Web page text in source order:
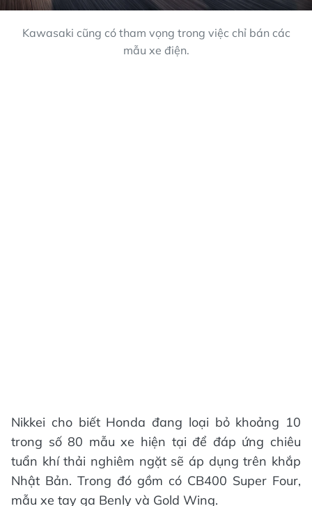
Kawasaki cũng có tham vọng trong việc chỉ bán các
mẫu xe điện.
Nikkei cho biết Honda đang loại bỏ khoảng 10
trong số 80 mẫu xe hiện tại để đáp ứng chiêu
tuẩn khí thải nghiêm ngặt sẽ áp dụng trên khắp
Nhật Bản. Trong đó gồm có CB400 Super Four,
mẫu xe tay ga Benly và Gold Wing.